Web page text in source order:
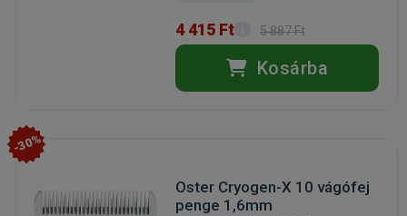
4 415 Ft 5 887 Ft
Kosárba
-30%
Oster Cryogen-X 10 vágófej
penge 1,6mm